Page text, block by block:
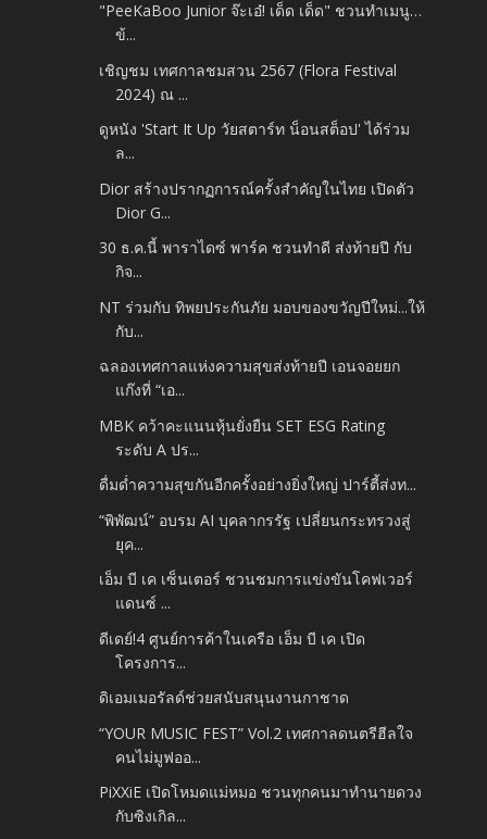
"PeeKaBoo Junior จ๊ะเอ๋! เด็ด เด็ด" ชวนทำเมนู…
ข้...
เชิญชม เทศกาลชมสวน 2567 (Flora Festival
2024) ณ ...
ดูหนัง 'Start It Up วัยสตาร์ท น็อนสต็อป' ได้ร่วม
ล...
Dior สร้างปรากฏการณ์ครั้งสำคัญในไทย เปิดตัว
Dior G...
30 ธ.ค.นี้ พาราไดซ์ พาร์ค ชวนทำดี ส่งท้ายปี กับ
กิจ...
NT ร่วมกับ ทิพยประกันภัย มอบของขวัญปีใหม่...ให้
กับ...
ฉลองเทศกาลแห่งความสุขส่งท้ายปี เอนจอยยก
แก๊งที่ “เอ...
MBK คว้าคะแนนหุ้นยั่งยืน SET ESG Rating
ระดับ A ปร...
ดื่มด่ำความสุขกันอีกครั้งอย่างยิ่งใหญ่ ปาร์ตี้ส่งท...
“พิพัฒน์” อบรม AI บุคลากรรัฐ เปลี่ยนกระทรวงสู่
ยุค...
เอ็ม บี เค เซ็นเตอร์ ชวนชมการแข่งขันโคฟเวอร์
แดนซ์ ...
ดีเดย์!4 ศูนย์การค้าในเครือ เอ็ม บี เค เปิด
โครงการ...
ดิเอมเมอรัลด์ช่วยสนับสนุนงานกาชาด
“YOUR MUSIC FEST” Vol.2 เทศกาลดนตรีฮีลใจ
คนไม่มูฟออ...
PiXXiE เปิดโหมดแม่หมอ ชวนทุกคนมาทำนายดวง
กับซิงเกิล...